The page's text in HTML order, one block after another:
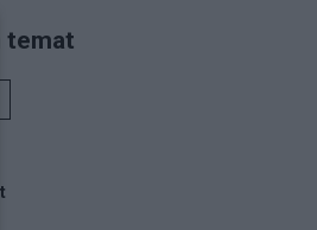
temat